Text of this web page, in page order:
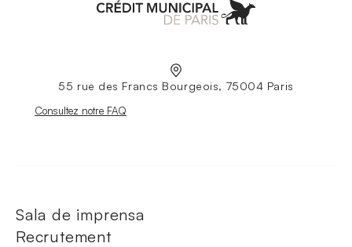
55 rue des Francs Bourgeois, 75004 Paris
Nouvelle fenêtre
Consultez notre FAQ
Sala de imprensa
Recrutement